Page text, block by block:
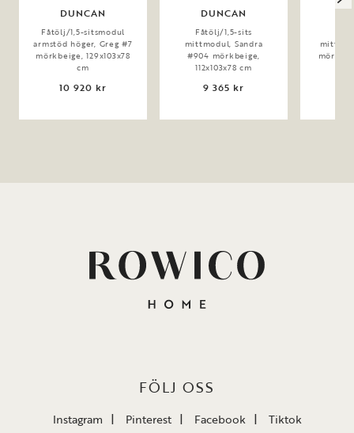
DUNCAN
Fåtölj/1,5-sitsmodul
armstöd höger, Greg #7
mörkbeige, 129x103x78
cm
10 920 kr
DUNCAN
Fåtölj/1,5-sits
mittmodul, Sandra
#904 mörkbeige,
112x103x78 cm
9 365 kr
FÖLJ OSS
Instagram Pinterest Facebook Tiktok